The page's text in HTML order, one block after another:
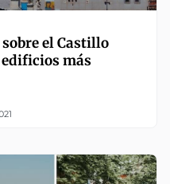
sobre el Castillo
edificios más